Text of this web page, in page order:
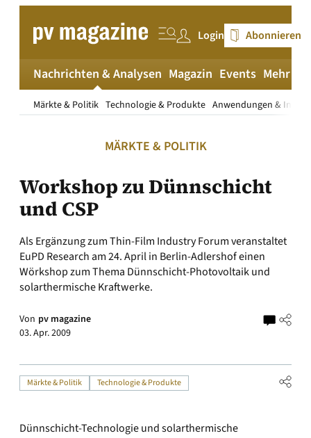
springen
Login Abonnieren
Nachrichten & Analysen
Märkte & Politik Technologie & Produkte Anwendungen &
Magazin Events Mehr
MÄRKTE & POLITIK
Workshop zu Dünnschicht
und CSP
Als Ergänzung zum Thin-Film Industry Forum veranstaltet
EuPD Research am 24. April in Berlin-Adlershof einen
Wörkshop zum Thema Dünnschicht-Photovoltaik und
solarthermische Kraftwerke.
Von pv magazine
03. Apr. 2009
Märkte & Politik Technologie & Produkte
Dünnschicht-Technologie und solarthermische